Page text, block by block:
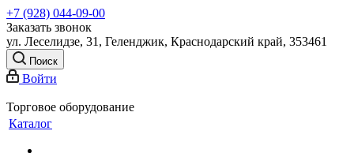
+7 (928) 044-09-00
Заказать звонок
ул. Леселидзе, 31, Геленджик, Краснодарский край, 353461
Поиск
Войти
Торговое оборудование
Каталог